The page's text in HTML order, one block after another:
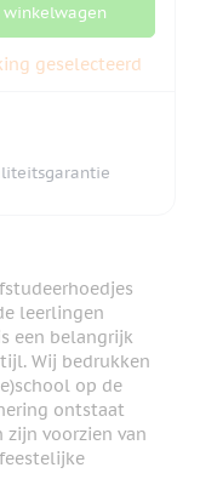
winkelwagen
geselecteerd
leerlingen
een belangrijk
Wij bedrukken
op de
ontstaat
voorzien van